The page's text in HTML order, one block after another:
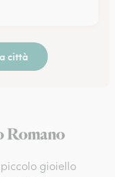
città
Romano
gioiello